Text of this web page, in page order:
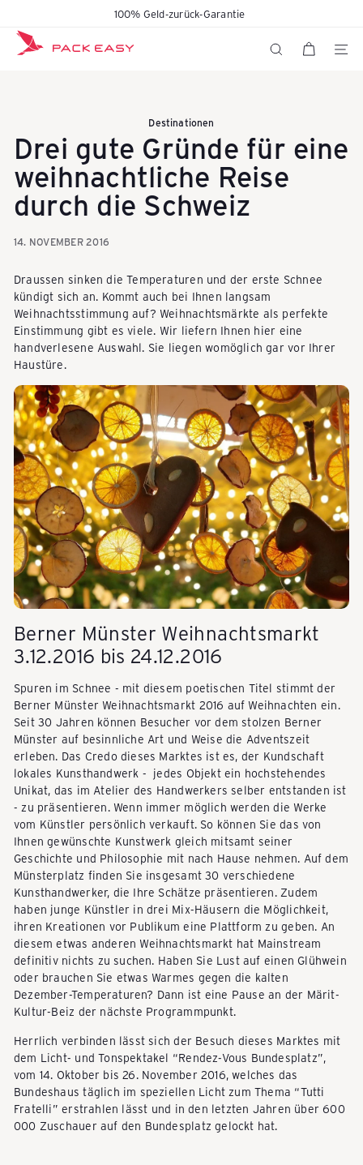
zum
Inhalt
100% Geld-zurück-Garantie
K
f
f
e
r
k
a
u
f
e
n
-
P
A
C
K
E
A
S
Y
SUCHE
Destinationen
Drei gute Gründe für eine
weihnachtliche Reise
durch die Schweiz
14. NOVEMBER 2016
Draussen sinken die Temperaturen und der erste Schnee
kündigt sich an. Kommt auch bei Ihnen langsam
Weihnachtsstimmung auf? Weihnachtsmärkte als perfekte
Einstimmung gibt es viele. Wir liefern Ihnen hier eine
handverlesene Auswahl. Sie liegen womöglich gar vor Ihrer
Haustüre.
Berner Münster Weihnachtsmarkt
3.12.2016 bis 24.12.2016
Spuren im Schnee - mit diesem poetischen Titel stimmt der
Berner Münster Weihnachtsmarkt 2016 auf Weihnachten ein.
Seit 30 Jahren können Besucher vor dem stolzen Berner
Münster auf besinnliche Art und Weise die Adventszeit
erleben. Das Credo dieses Marktes ist es, der Kundschaft
lokales Kunsthandwerk - jedes Objekt ein hochstehendes
Unikat, das im Atelier des Handwerkers selber entstanden ist
- zu präsentieren. Wenn immer möglich werden die Werke
vom Künstler persönlich verkauft. So können Sie das von
Ihnen gewünschte Kunstwerk gleich mitsamt seiner
Geschichte und Philosophie mit nach Hause nehmen. Auf dem
Münsterplatz finden Sie insgesamt 30 verschiedene
Kunsthandwerker, die Ihre Schätze präsentieren. Zudem
haben junge Künstler in drei Mix-Häusern die Möglichkeit,
ihren Kreationen vor Publikum eine Plattform zu geben. An
diesem etwas anderen Weihnachtsmarkt hat Mainstream
definitiv nichts zu suchen. Haben Sie Lust auf einen Glühwein
oder brauchen Sie etwas Warmes gegen die kalten
Dezember-Temperaturen? Dann ist eine Pause an der Märit-
Kultur-Beiz der nächste Programmpunkt.
Herrlich verbinden lässt sich der Besuch dieses Marktes mit
dem Licht- und Tonspektakel “Rendez-Vous Bundesplatz”,
vom 14. Oktober bis 26. November 2016, welches das
Bundeshaus täglich im speziellen Licht zum Thema “Tutti
Fratelli” erstrahlen lässt und in den letzten Jahren über 600
000 Zuschauer auf den Bundesplatz gelockt hat.